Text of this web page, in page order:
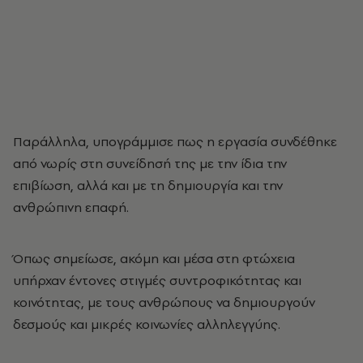
Παράλληλα, υπογράμμισε πως η εργασία συνδέθηκε
από νωρίς στη συνείδησή της με την ίδια την
επιβίωση, αλλά και με τη δημιουργία και την
ανθρώπινη επαφή.
Όπως σημείωσε, ακόμη και μέσα στη φτώχεια
υπήρχαν έντονες στιγμές συντροφικότητας και
κοινότητας, με τους ανθρώπους να δημιουργούν
δεσμούς και μικρές κοινωνίες αλληλεγγύης.